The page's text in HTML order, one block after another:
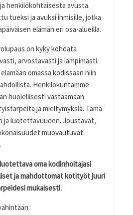
henkilökohtaisesta avusta.
tueksi ja avuksi ihmisille, jotka
elämän eri osa-alueilla.
on kyky kohdata
arvostavasti ja lämpimästi.
omassa kodissaan niin
Henkilökuntamme
huolellisesti vastaamaan
ja mieltymyksiä. Tämä
ja luotettavuuden. Joustavat,
muovautuvat
oma kodinhoitajasi
ja mahdottomat kotityöt juuri
mukaisesti.